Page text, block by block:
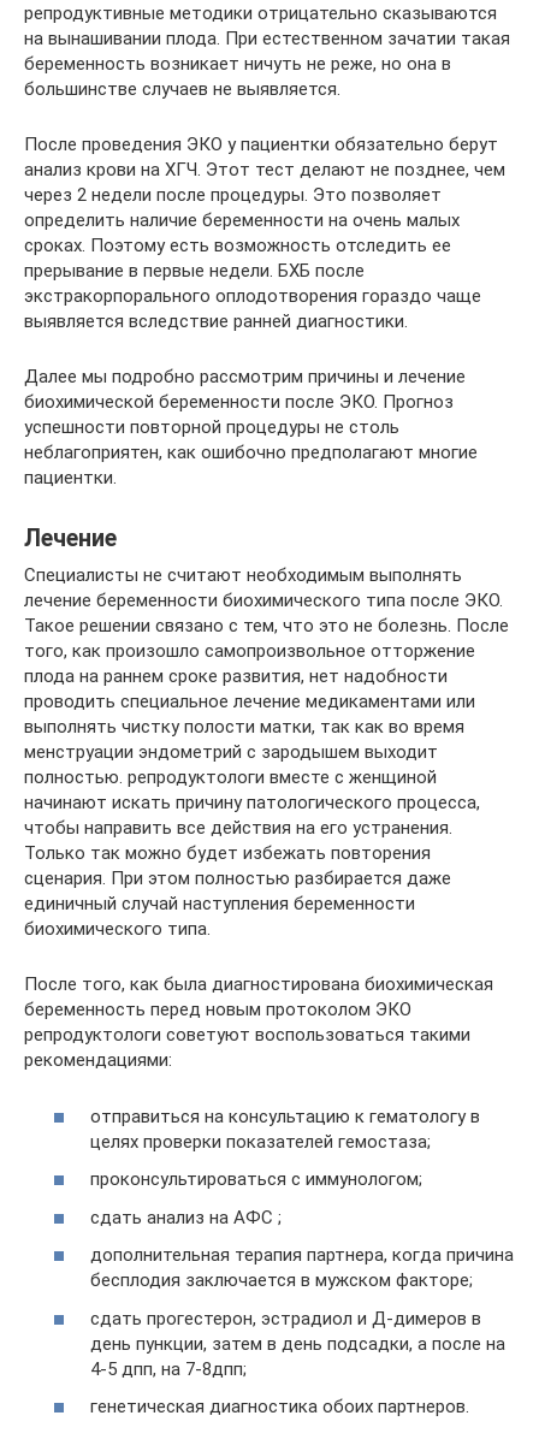
репродуктивные методики отрицательно сказываются
на вынашивании плода. При естественном зачатии такая
беременность возникает ничуть не реже, но она в
большинстве случаев не выявляется.
После проведения ЭКО у пациентки обязательно берут
анализ крови на ХГЧ. Этот тест делают не позднее, чем
через 2 недели после процедуры. Это позволяет
определить наличие беременности на очень малых
сроках. Поэтому есть возможность отследить ее
прерывание в первые недели. БХБ после
экстракорпорального оплодотворения гораздо чаще
выявляется вследствие ранней диагностики.
Далее мы подробно рассмотрим причины и лечение
биохимической беременности после ЭКО. Прогноз
успешности повторной процедуры не столь
неблагоприятен, как ошибочно предполагают многие
пациентки.
Лечение
Специалисты не считают необходимым выполнять
лечение беременности биохимического типа после ЭКО.
Такое решении связано с тем, что это не болезнь. После
того, как произошло самопроизвольное отторжение
плода на раннем сроке развития, нет надобности
проводить специальное лечение медикаментами или
выполнять чистку полости матки, так как во время
менструации эндометрий с зародышем выходит
полностью. репродуктологи вместе с женщиной
начинают искать причину патологического процесса,
чтобы направить все действия на его устранения.
Только так можно будет избежать повторения
сценария. При этом полностью разбирается даже
единичный случай наступления беременности
биохимического типа.
После того, как была диагностирована биохимическая
беременность перед новым протоколом ЭКО
репродуктологи советуют воспользоваться такими
рекомендациями:
отправиться на консультацию к гематологу в
целях проверки показателей гемостаза;
проконсультироваться с иммунологом;
сдать анализ на АФС ;
дополнительная терапия партнера, когда причина
бесплодия заключается в мужском факторе;
сдать прогестерон, эстрадиол и Д-димеров в
день пункции, затем в день подсадки, а после на
4-5 дпп, на 7-8дпп;
генетическая диагностика обоих партнеров.